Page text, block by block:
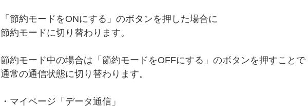
「節約モードをONにする」のボタンを押した場合に
節約モードに切り替わります。
節約モード中の場合は「節約モードをOFFにする」のボタンを押すことで
通常の通信状態に切り替わります。
・マイページ「データ通信」